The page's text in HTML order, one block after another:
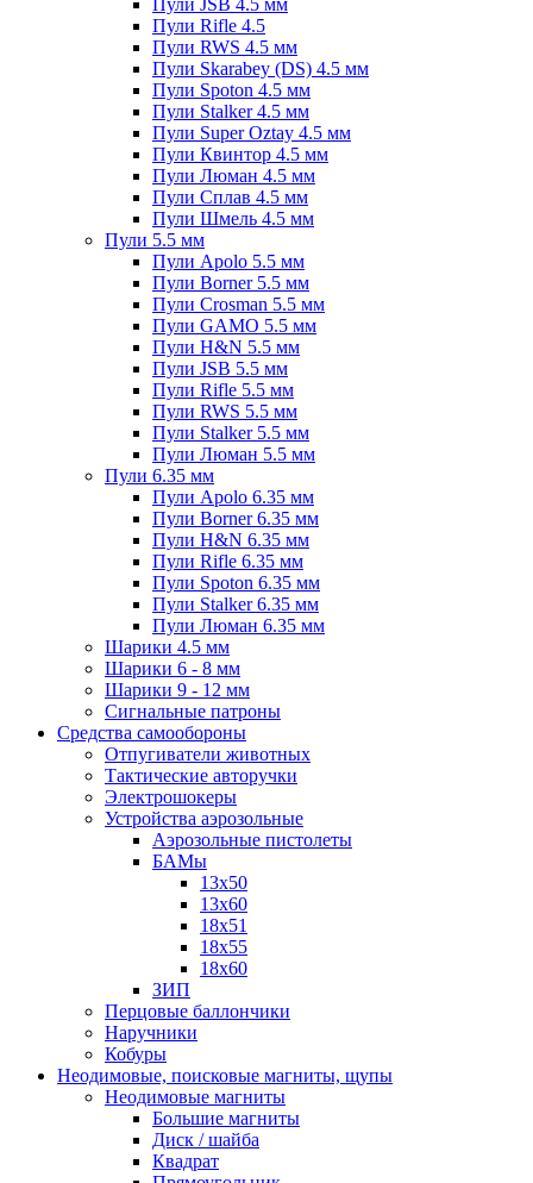
Пули Rifle 4.5
Пули RWS 4.5 мм
Пули Skarabey (DS) 4.5 мм
Пули Spoton 4.5 мм
Пули Stalker 4.5 мм
Пули Super Oztay 4.5 мм
Пули Квинтор 4.5 мм
Пули Люман 4.5 мм
Пули Сплав 4.5 мм
Пули Шмель 4.5 мм
Пули 5.5 мм
Пули Apolo 5.5 мм
Пули Borner 5.5 мм
Пули Crosman 5.5 мм
Пули GAMO 5.5 мм
Пули H&N 5.5 мм
Пули JSB 5.5 мм
Пули Rifle 5.5 мм
Пули RWS 5.5 мм
Пули Stalker 5.5 мм
Пули Люман 5.5 мм
Пули 6.35 мм
Пули Apolo 6.35 мм
Пули Borner 6.35 мм
Пули H&N 6.35 мм
Пули Rifle 6.35 мм
Пули Spoton 6.35 мм
Пули Stalker 6.35 мм
Пули Люман 6.35 мм
Шарики 4.5 мм
Шарики 6 - 8 мм
Шарики 9 - 12 мм
Сигнальные патроны
Средства самообороны
Отпугиватели животных
Тактические авторучки
Электрошокеры
Устройства аэрозольные
Аэрозольные пистолеты
БАМы
13х50
13х60
18х51
18х55
18х60
ЗИП
Перцовые баллончики
Наручники
Кобуры
Неодимовые, поисковые магниты, щупы
Неодимовые магниты
Большие магниты
Диск / шайба
Квадрат